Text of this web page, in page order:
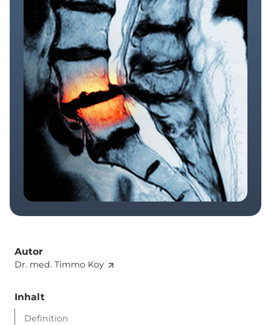
Autor
Dr. med. Timmo Koy
Inhalt
Definition